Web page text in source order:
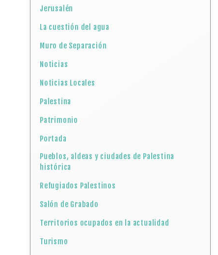
Jerusalén
La cuestión del agua
Muro de Separación
Noticias
Noticias Locales
Palestina
Patrimonio
Portada
Pueblos, aldeas y ciudades de Palestina
histórica
Refugiados Palestinos
Salón de Grabado
Territorios ocupados en la actualidad
Turismo